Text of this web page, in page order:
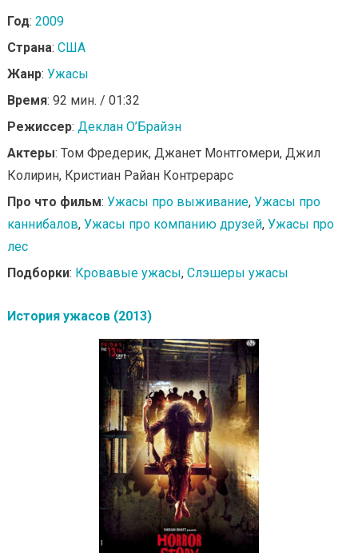
Год: 2009
Страна: США
Жанр: Ужасы
Время: 92 мин. / 01:32
Режиссер: Деклан О’Брайэн
Актеры: Том Фредерик, Джанет Монтгомери, Джил
Колирин, Кристиан Райан Контрерарс
Про что фильм: Ужасы про выживание, Ужасы про
каннибалов, Ужасы про компанию друзей, Ужасы про
лес
Подборки: Кровавые ужасы, Слэшеры ужасы
История ужасов (2013)